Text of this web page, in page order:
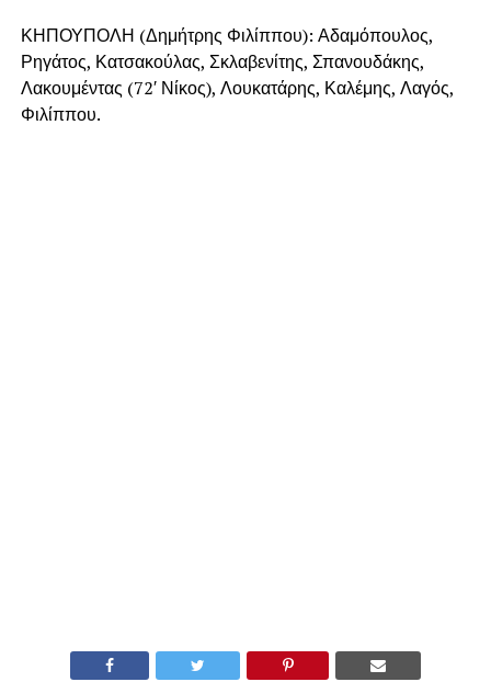
ΚΗΠΟΥΠΟΛΗ (Δημήτρης Φιλίππου): Αδαμόπουλος,
Ρηγάτος, Κατσακούλας, Σκλαβενίτης, Σπανουδάκης,
Λακουμέντας (72′ Νίκος), Λουκατάρης, Καλέμης, Λαγός,
Φιλίππου.